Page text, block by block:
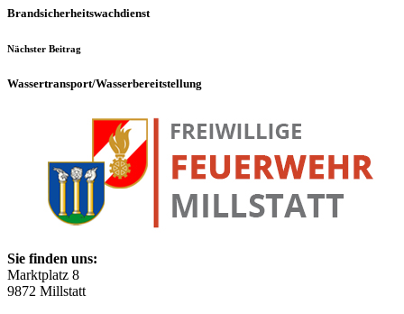
Brandsicherheitswachdienst
Nächster Beitrag
Wassertransport/Wasserbereitstellung
Sie finden uns:
Marktplatz 8
9872 Millstatt